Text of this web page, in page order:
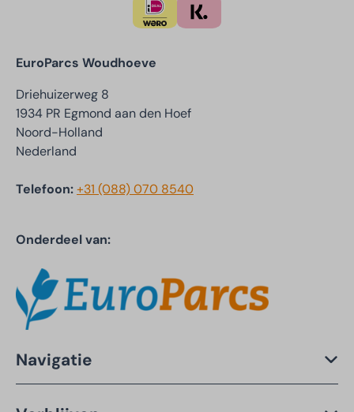
EuroParcs Woudhoeve
Driehuizerweg 8
1934 PR Egmond aan den Hoef
Noord-Holland
Nederland
Telefoon:+31 (088) 070 8540
Onderdeel van:
Navigatie